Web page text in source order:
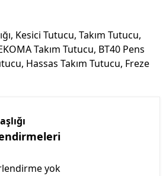
Kesici Tutucu, Takım Tutucu,
Takım Tutucu, BT40 Pens
Hassas Takım Tutucu, Freze
yok